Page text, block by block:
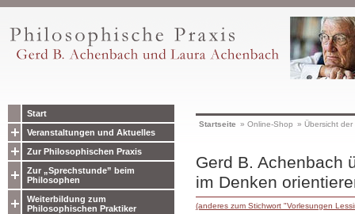
Start
Veranstaltungen und Aktuelles
Zur Philosophischen Praxis
Zur „Sprechstunde” beim
Philosophen
Weiterbildung zum
Philosophischen Praktiker
Startseite » Online-Shop » Übersicht
Gerd B. Achenbach
im Denken
(anderes zum Stichwort "Vorlesungen